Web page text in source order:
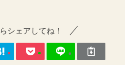
シェアしてね！